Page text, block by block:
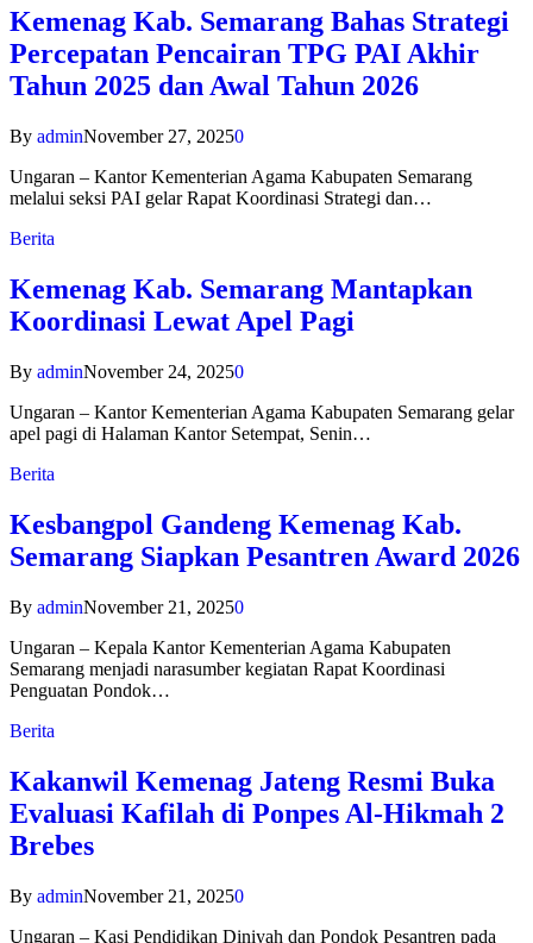
Kemenag Kab. Semarang Bahas Strategi
Percepatan Pencairan TPG PAI Akhir
Tahun 2025 dan Awal Tahun 2026
By adminNovember 27, 20250
Ungaran – Kantor Kementerian Agama Kabupaten Semarang
melalui seksi PAI gelar Rapat Koordinasi Strategi dan…
Berita
Kemenag Kab. Semarang Mantapkan
Koordinasi Lewat Apel Pagi
By adminNovember 24, 20250
Ungaran – Kantor Kementerian Agama Kabupaten Semarang gelar
apel pagi di Halaman Kantor Setempat, Senin…
Berita
Kesbangpol Gandeng Kemenag Kab.
Semarang Siapkan Pesantren Award 2026
By adminNovember 21, 20250
Ungaran – Kepala Kantor Kementerian Agama Kabupaten
Semarang menjadi narasumber kegiatan Rapat Koordinasi
Penguatan Pondok…
Berita
Kakanwil Kemenag Jateng Resmi Buka
Evaluasi Kafilah di Ponpes Al-Hikmah 2
Brebes
By adminNovember 21, 20250
Ungaran – Kasi Pendidikan Diniyah dan Pondok Pesantren pada